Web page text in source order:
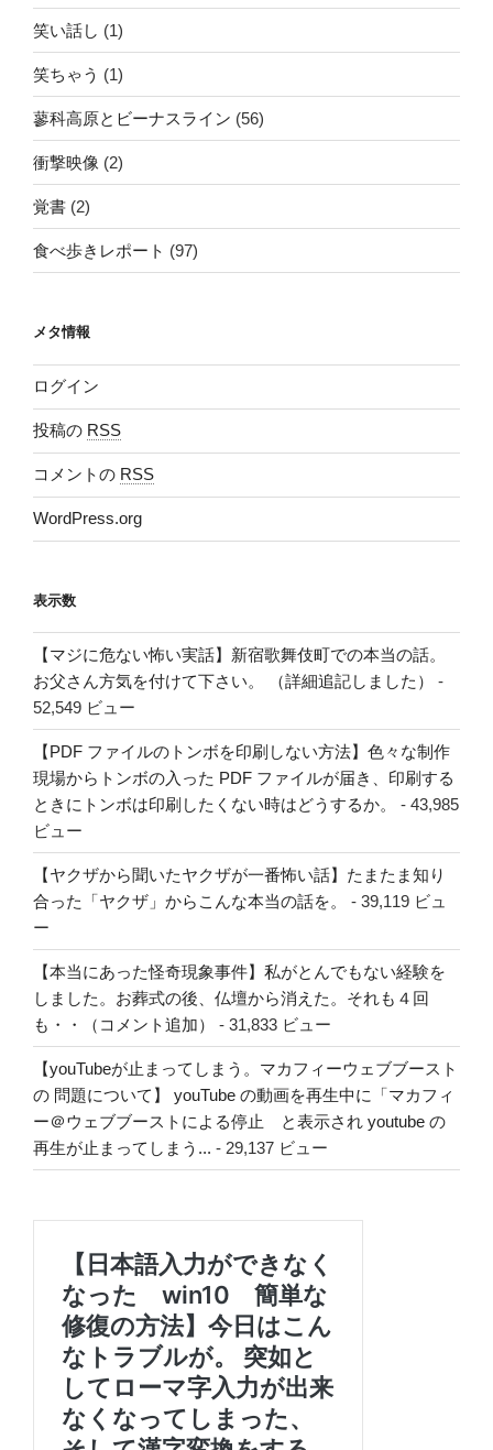
笑い話し (1)
笑ちゃう (1)
蓼科高原とビーナスライン (56)
衝撃映像 (2)
覚書 (2)
食べ歩きレポート (97)
メタ情報
ログイン
投稿の RSS
コメントの RSS
WordPress.org
表示数
【マジに危ない怖い実話】新宿歌舞伎町での本当の話。
お父さん方気を付けて下さい。 （詳細追記しました）
-
52,549 ビュー
【PDF ファイルのトンボを印刷しない方法】色々な制作
現場からトンボの入った PDF ファイルが届き、印刷する
ときにトンボは印刷したくない時はどうするか。
- 43,985
ビュー
【ヤクザから聞いたヤクザが一番怖い話】たまたま知り
合った「ヤクザ」からこんな本当の話を。
- 39,119 ビュ
ー
【本当にあった怪奇現象事件】私がとんでもない経験を
しました。お葬式の後、仏壇から消えた。それも４回
も・・（コメント追加）
- 31,833 ビュー
【youTubeが止まってしまう。マカフィーウェブブースト
の 問題について】 youTube の動画を再生中に「マカフィ
ー＠ウェブブーストによる停止 と表示され youtube の
再生が止まってしまう... - 29,137 ビュー